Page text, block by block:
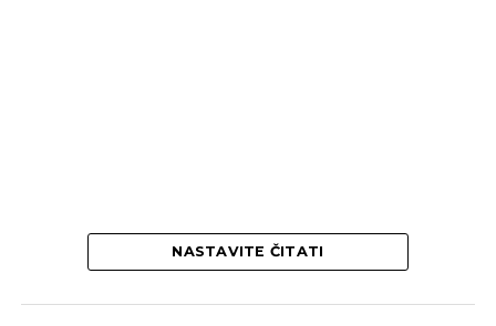
NASTAVITE ČITATI